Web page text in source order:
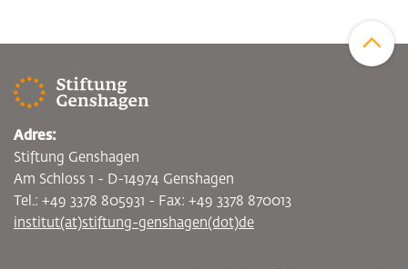
Adres:
Stiftung Genshagen
Am Schloss 1 - D-14974 Genshagen
Tel.: +49 3378 805931 - Fax: +49 3378 870013
institut(at)stiftung-genshagen(dot)de